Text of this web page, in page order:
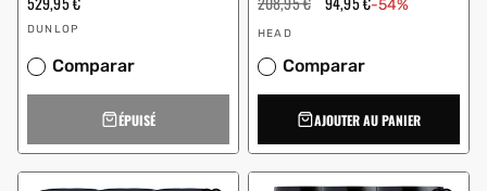
régulier
Vendeur
DUNLOP
Comparar
ÉPUISÉ
régulier
-54%
Vendeur
HEAD
Comparar
AJOUTER AU PANIER